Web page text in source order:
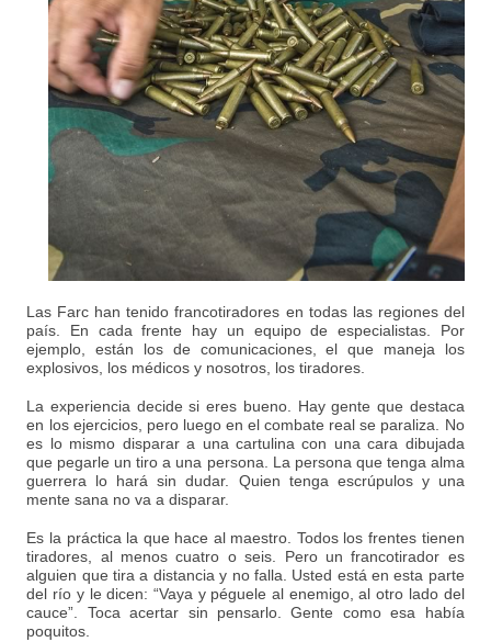
Las Farc han tenido francotiradores en todas las regiones del
país. En cada frente hay un equipo de especialistas. Por
ejemplo, están los de comunicaciones, el que maneja los
explosivos, los médicos y nosotros, los tiradores.
La experiencia decide si eres bueno. Hay gente que destaca
en los ejercicios, pero luego en el combate real se paraliza. No
es lo mismo disparar a una cartulina con una cara dibujada
que pegarle un tiro a una persona. La persona que tenga alma
guerrera lo hará sin dudar. Quien tenga escrúpulos y una
mente sana no va a disparar.
Es la práctica la que hace al maestro. Todos los frentes tienen
tiradores, al menos cuatro o seis. Pero un francotirador es
alguien que tira a distancia y no falla. Usted está en esta parte
del río y le dicen: “Vaya y péguele al enemigo, al otro lado del
cauce”. Toca acertar sin pensarlo. Gente como esa había
poquitos.